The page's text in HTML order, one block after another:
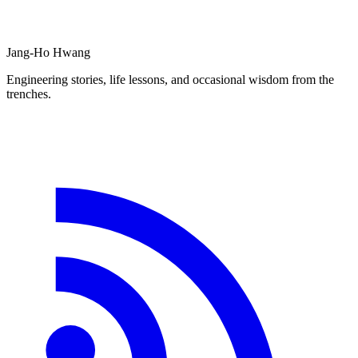
Jang-Ho Hwang
Engineering stories, life lessons, and occasional wisdom from the
trenches.